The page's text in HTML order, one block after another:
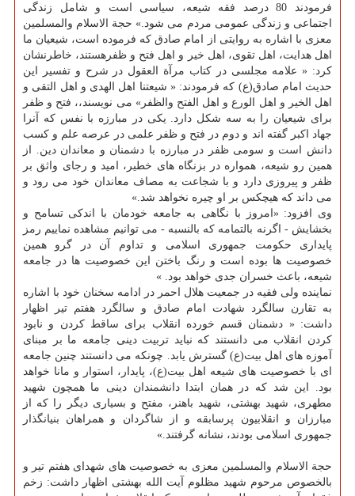
فرمودند 80 درصد فقه شیعه، سیاسی است و شامل زندگی
اجتماعی و زندگی عمومی مردم می شود.» حجة الاسلام والمسلمین
معزی با اشاره به روایتی از امام صادق كه فرموده است، شیعیان ما
اهل هدایت، اهل تقوی، اهل خیر و اهل فتح و ظفرهستند، خاطرنشان
كرد: « علامه مجلسی در كتاب مرآة العقول در شرح و تفسیر این
حدیث امام صادق(ع) كه فرمودند: « شیعتنا اهل الهدی و اهل التقی و
اهل الخیر و اهل الورع و اهل الفتح والظفر» می نویسند،، فتح و ظفر
برای شیعیان را به سه شكل دارد. یكی در مبارزه با نفس كه آنرا
جهاد اكبر گفته اند و دوم در فتح و ظفر علمی در عرصه علم و كسب
دانش است و سومی ظفر در مبارزه با دشمنان و معاندان دین. از
همین رو شیعه، همواره در بزنگاه های خطیر، امید و رجای واثق بر
ظفر و پیروزی دارد و با شجاعت به مصاف معاندان خود می رود و
می داند كه هیچكس بر او چیره نخواهد شد.»
وی افزود: «امروز با نگاهی به جامعه خودمان با اندكی تسامح و
بخشایش - اگرنه بالتمامه كه بالنسبه - می توانیم مشاهده نماییم رمز
پایداری حكومت جمهوری اسلامی و تداوم آن در گرو همین
خصوصیت ها بوده است و رنگ باختن این خصوصیت ها در جامعه
شیعه، باعث خسران جدی خواهد بود. »
نماینده ولی فقیه در جمعیت هلال احمر در ادامه سخنان خود با اشاره
به تقارن سالگرد شهادت امام صادق و سالگرد هفتم تیر اظهار
داشت: « دشمنان قسم خورده انقلاب برای ساقط كردن و نابود
كردن انقلاب می دانستند كه نباید تربیت دینی جامعه ما بر مبنای
آموزه های اهل بیت(ع) گسترش یابد. چونكه می دانستند چنین جامعه
ای با خصوصیت های شیعه اهل بیت(ع)، پایدار، استوار و مانا خواهد
بود. این شد كه در همان ابتدا دانشمندان دینی ما همچون شهید
مطهری، شهید بهشتی، شهید باهنر، مفتح و بسیاری دیگر را كه از
مبارزان و انقلابیون پرسابقه و از شاگردان و همراهان بنیانگذار
جمهوری اسلامی بودند، نشانه گرفتند.»
حجة الاسلام والمسلمین معزی به خصوصیت های شهدای هفتم تیر و
بالخصوص مرحوم شهید مظلوم آیت الله بهشتی اظهار داشت: زخم